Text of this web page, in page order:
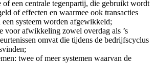
een centrale tegenpartij, die gebruikt wordt
of effecten en waarmee ook transacties
een systeem worden afgewikkeld;
voor afwikkeling zowel overdag als ’s
omvat die tijdens de bedrijfscyclus
twee of meer systemen waarvan de